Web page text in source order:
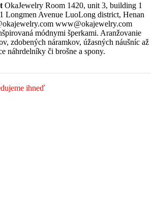
OkaJewelry Room 1420, unit 3, building 1
Longmen Avenue LuoLong district, Henan
www@okajewelry.com
módnymi šperkami. Aranžovanie
zdobených náramkov, úžasných náušníc až
náhrdelníky či brošne a spony.
ihneď